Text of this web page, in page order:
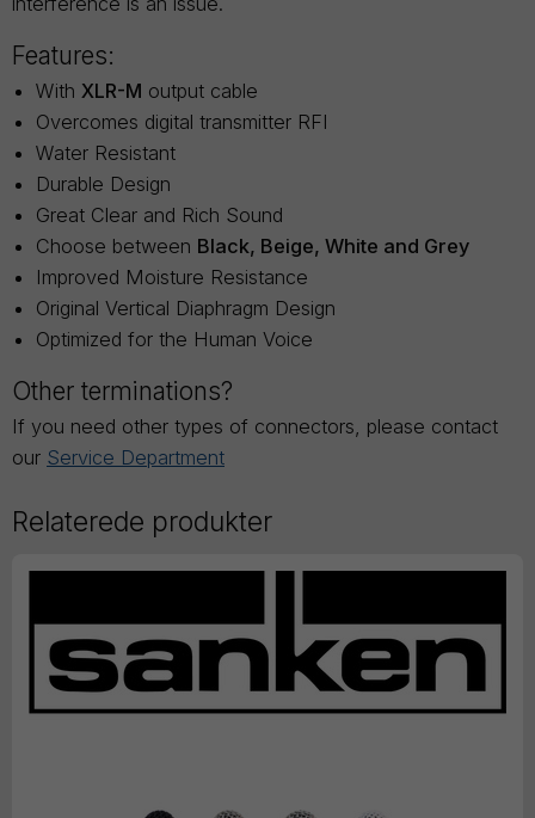
Features:
With XLR-M output cable
Overcomes digital transmitter RFI
Water Resistant
Durable Design
Great Clear and Rich Sound
Choose between Black, Beige, White and Grey
Improved Moisture Resistance
Original Vertical Diaphragm Design
Optimized for the Human Voice
Other terminations?
If you need other types of connectors, please contact
our Service Department
Relaterede produkter